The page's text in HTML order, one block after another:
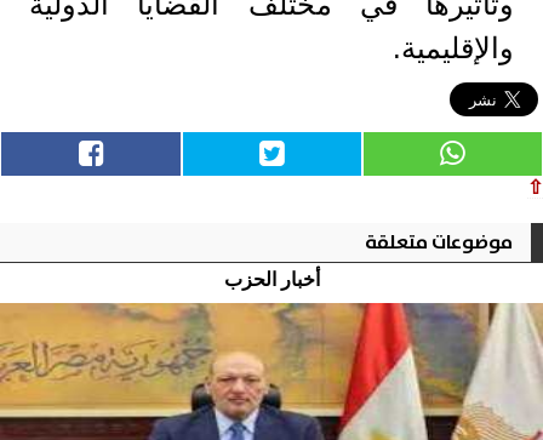
والإقليمية.
⇧
موضوعات متعلقة
أخبار الحزب